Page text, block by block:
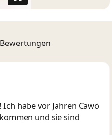
habe vor Jahren Cawö
und sie sind